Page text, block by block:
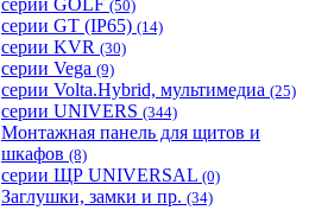
(50)
серии GT (IP65) (14)
серии KVR (30)
серии Vega (9)
серии Volta.Hybrid, мультимедиа (25)
серии UNIVERS (344)
Монтажная панель для щитов и
шкафов (8)
серии ЩР UNIVERSAL (0)
Заглушки, замки и пр. (34)